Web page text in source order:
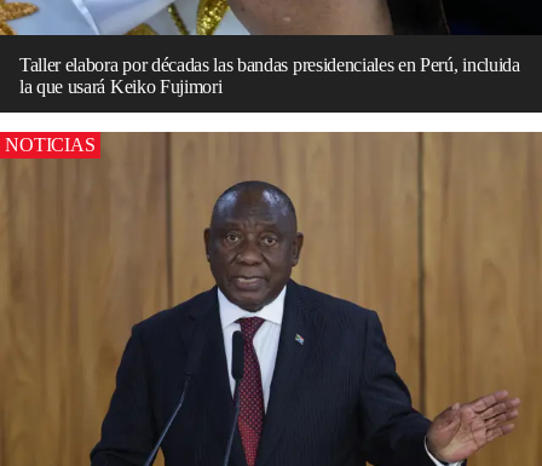
Taller elabora por décadas las bandas presidenciales en Perú, incluida
la que usará Keiko Fujimori
NOTICIAS